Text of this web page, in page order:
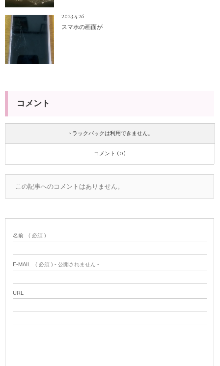
2023.4.26
スマホの画面が
コメント
トラックバックは利用できません。
コメント (0)
この記事へのコメントはありません。
名前 ( 必須 )
E-MAIL ( 必須 ) - 公開されません -
URL